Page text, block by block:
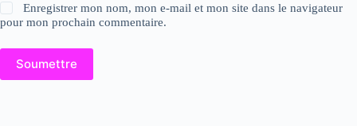
Enregistrer mon nom, mon e-mail et mon site dans le navigateur
pour mon prochain commentaire.
Soumettre